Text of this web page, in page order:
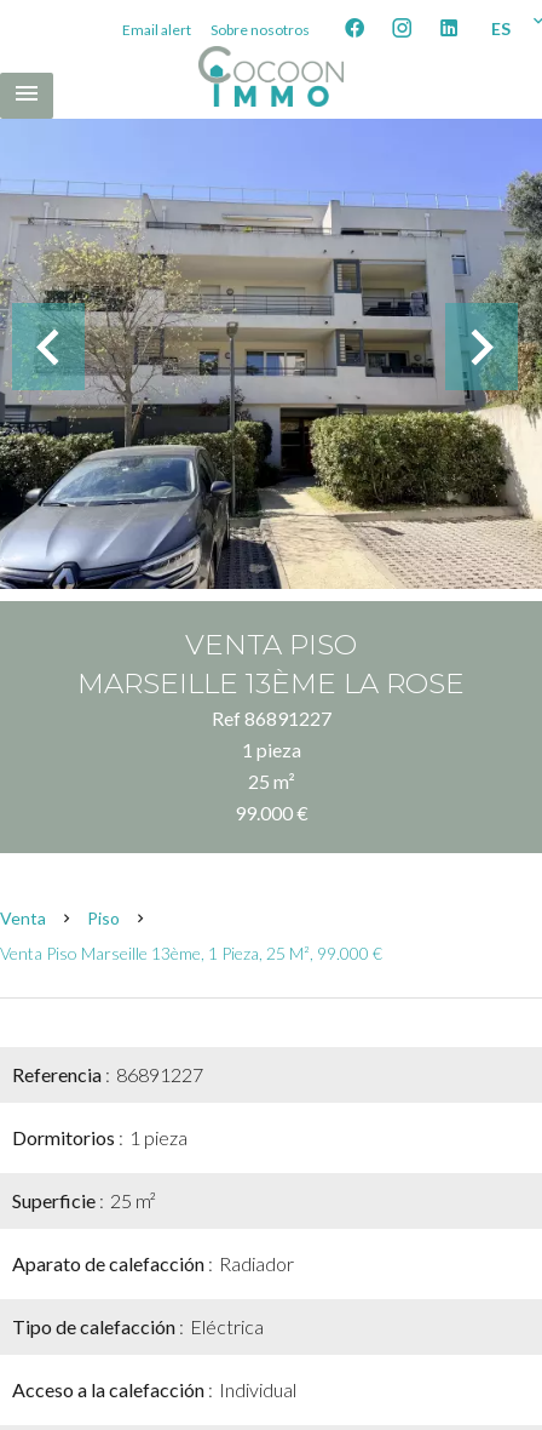
Email alert Sobre nosotros ES
VENTA PISO
MARSEILLE 13ÈME LA ROSE
Ref 86891227
1 pieza
25 m²
99.000 €
Venta
Piso
Venta Piso Marseille 13ème, 1 Pieza, 25 M², 99.000 €
Referencia 86891227
Dormitorios 1 pieza
Superficie 25 m²
Aparato de calefacción Radiador
Tipo de calefacción Eléctrica
Acceso a la calefacción Individual